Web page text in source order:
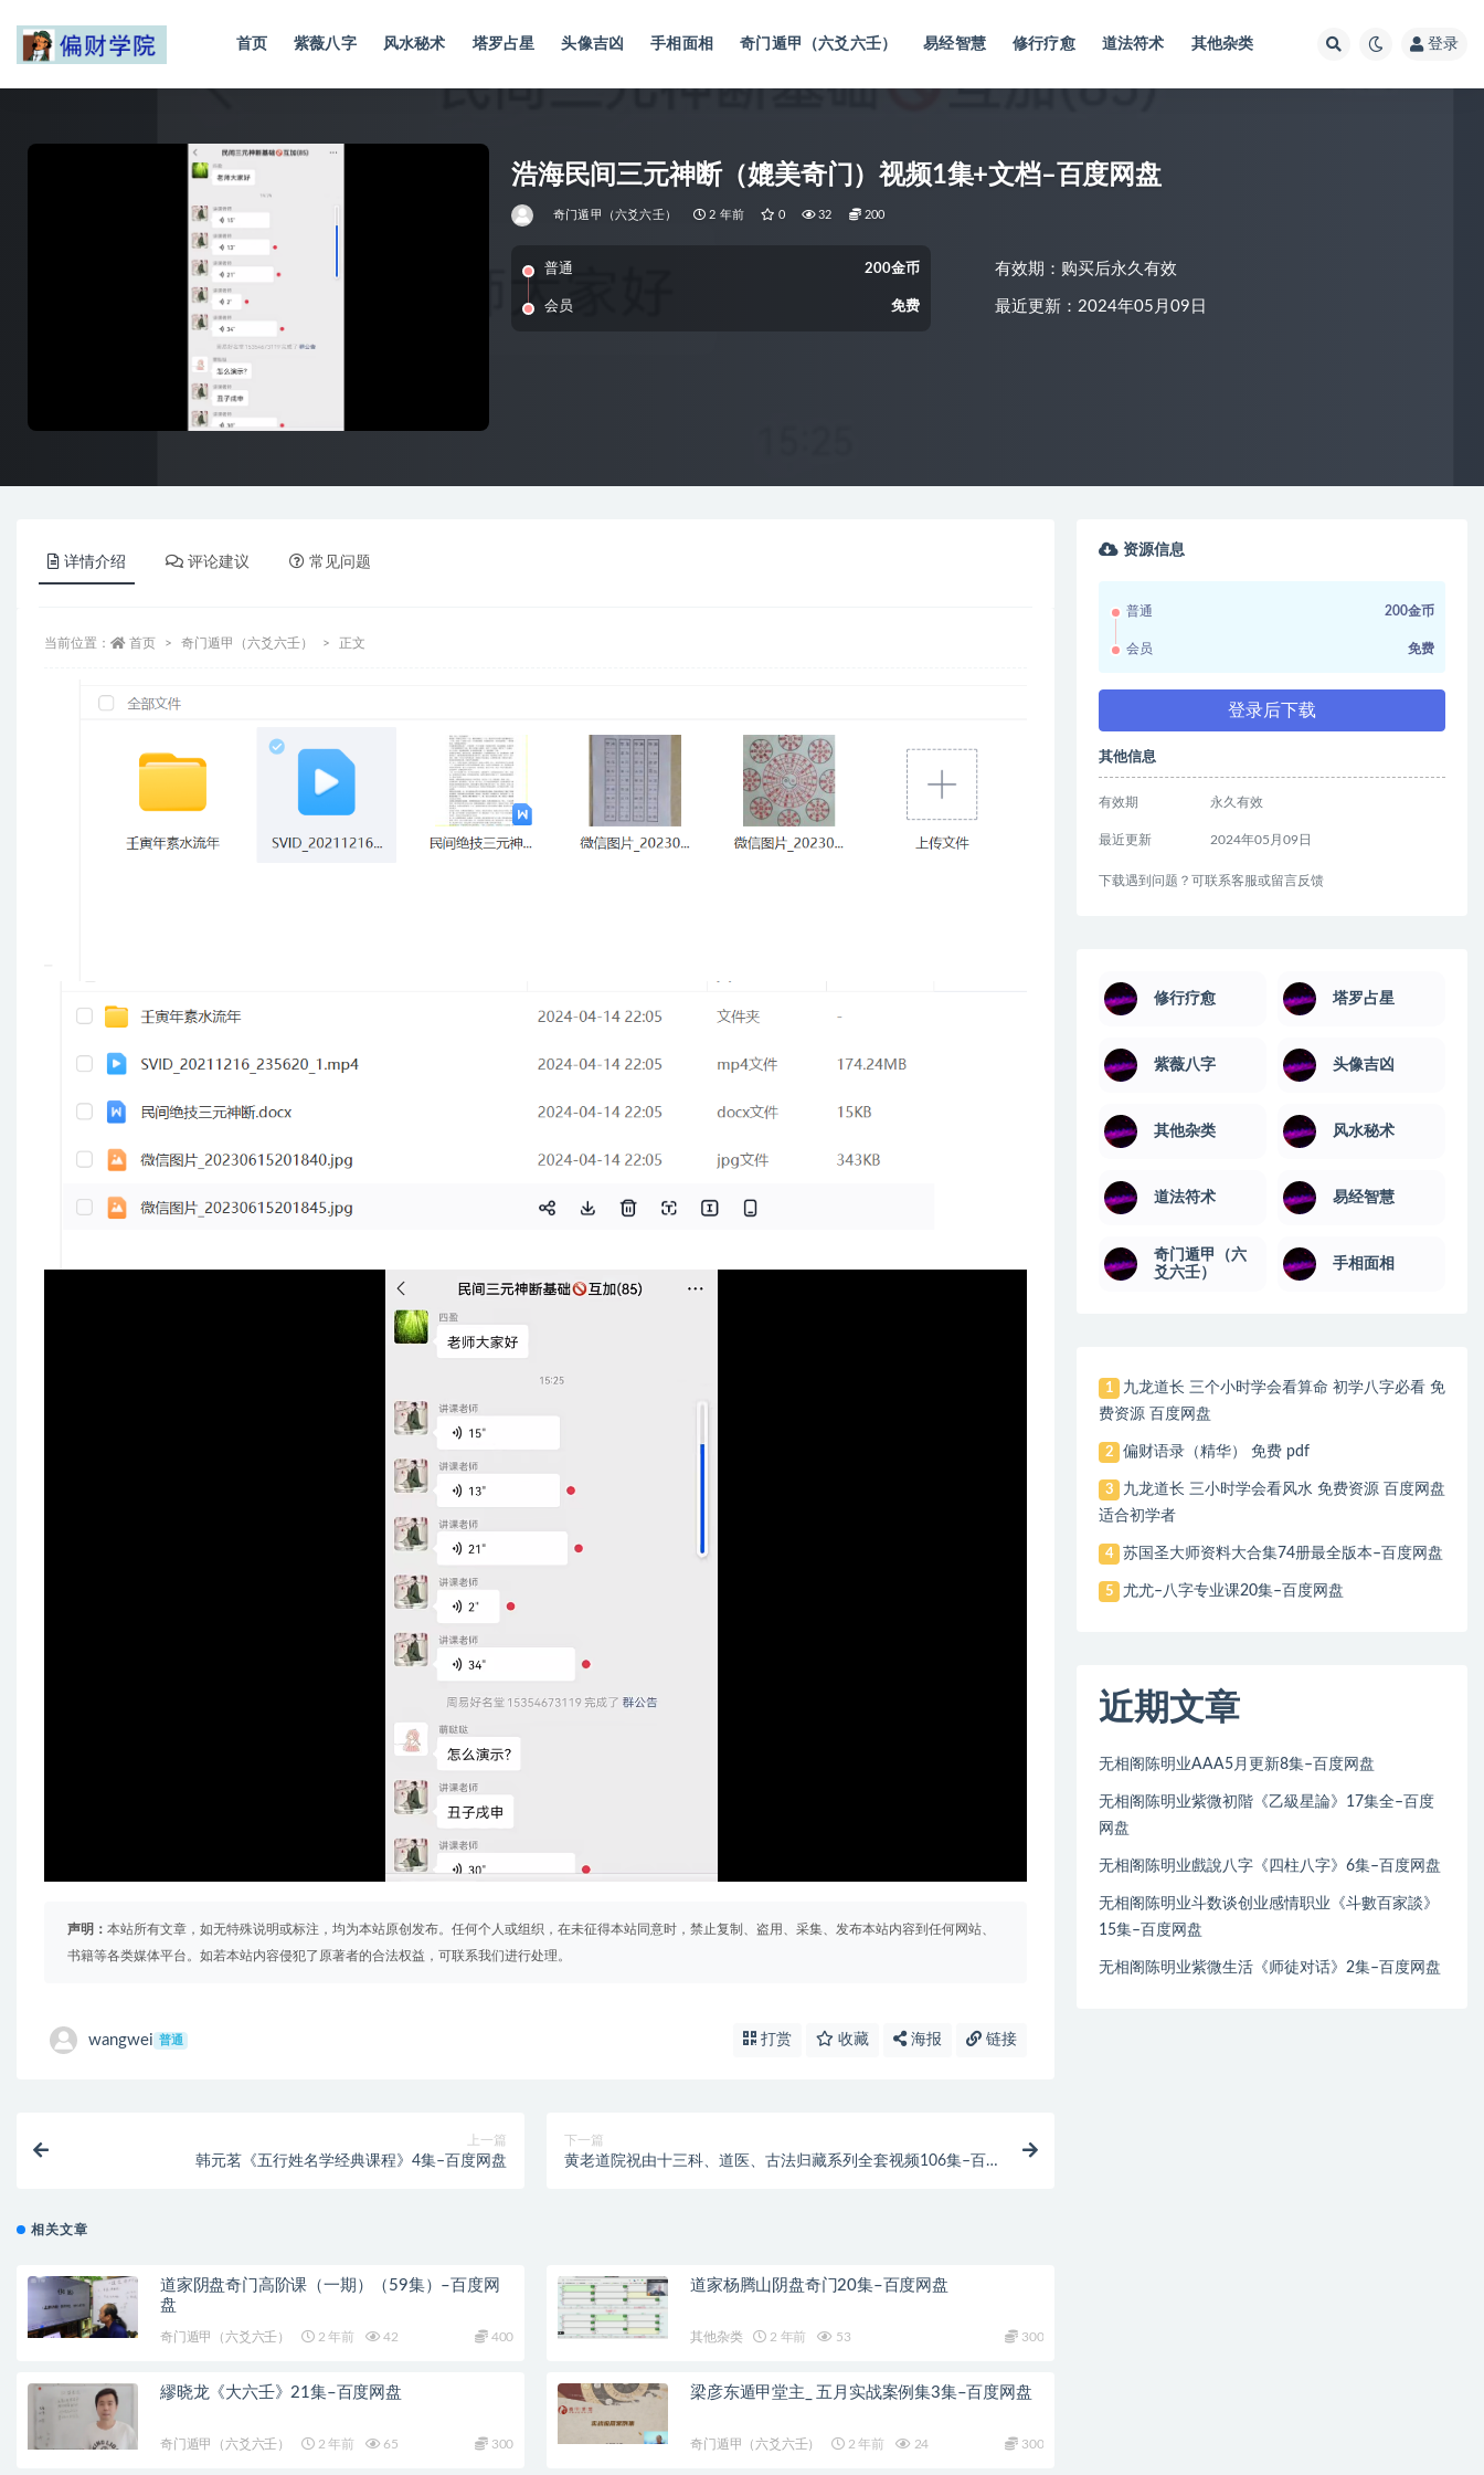
首页 紫薇八字 风水秘术 塔罗占星 头像吉凶 手相面相 奇门遁甲（六爻六壬） 易经智慧 修行疗愈 道法符术 其他杂类 登录
浩海民间三元神断（媲美奇门）视频1集+文档–百度网盘
奇门遁甲（六爻六壬） 2 年前 0 32 200
普通 200金币
会员 免费
有效期：购买后永久有效
最近更新：2024年05月09日
详情介绍 评论建议 常见问题
当前位置： 首页 奇门遁甲（六爻六壬） 正文
声明： 本站所有文章，如无特殊说明或标注，均为本站原创发布。任何个人或组织，在未征得本站同意时，禁止复制、盗用、采集、发布本站内容到任何网站、
书籍等各类媒体平台。如若本站内容侵犯了原著者的合法权益，可联系我们进行处理。
wangwei 普通 打赏 收藏 海报 链接
上一篇
韩元茗《五行姓名学经典课程》4集–百度网盘
下一篇
黄老道院祝由十三科、道医、古法归藏系列全套视频106集–百度
相关文章
道家阴盘奇门高阶课（一期）（59集）–百度网
盘
奇门遁甲（六爻六壬） 2 年前 42 400
道家杨腾山阴盘奇门20集–百度网盘
其他杂类 2 年前 53 300
繆晓龙《大六壬》21集–百度网盘
奇门遁甲（六爻六壬） 2 年前 65 300
梁彦东遁甲堂主_ 五月实战案例集3集–百度网盘
奇门遁甲（六爻六壬） 2 年前 24 300
资源信息
普通 200金币
会员 免费
登录后下载
其他信息
有效期 永久有效
最近更新 2024年05月09日
下载遇到问题？可联系客服或留言反馈
修行疗愈 塔罗占星
紫薇八字 头像吉凶
其他杂类 风水秘术
道法符术 易经智慧
奇门遁甲（六
爻六壬）
手相面相
1
九龙道长 三个小时学会看算命 初学八字必看 免
费资源 百度网盘
2 偏财语录（精华） 免费 pdf
3
九龙道长 三小时学会看风水 免费资源 百度网盘
适合初学者
4 苏国圣大师资料大合集74册最全版本–百度网盘
5 尤尤–八字专业课20集–百度网盘
近期文章
无相阁陈明业AAA5月更新8集–百度网盘
无相阁陈明业紫微初階《乙級星論》17集全–百度
网盘
无相阁陈明业戲說八字《四柱八字》6集–百度网盘
无相阁陈明业斗数谈创业感情职业《斗數百家談》
15集–百度网盘
无相阁陈明业紫微生活《师徒对话》2集–百度网盘